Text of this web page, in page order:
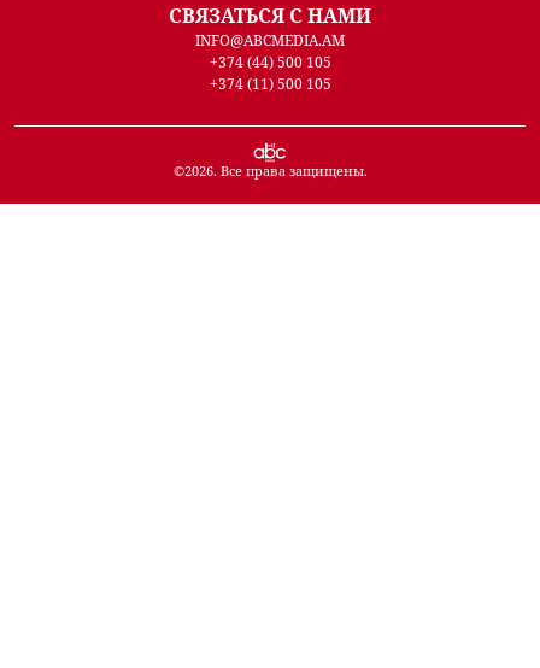
СВЯЗАТЬСЯ С НАМИ
INFO@ABCMEDIA.AM
+374 (44) 500 105
+374 (11) 500 105
©2026. Все права защищены.